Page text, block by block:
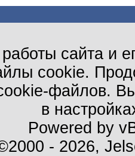
сайта и
cookie.
файлов.
в
Powered by
- 2026,